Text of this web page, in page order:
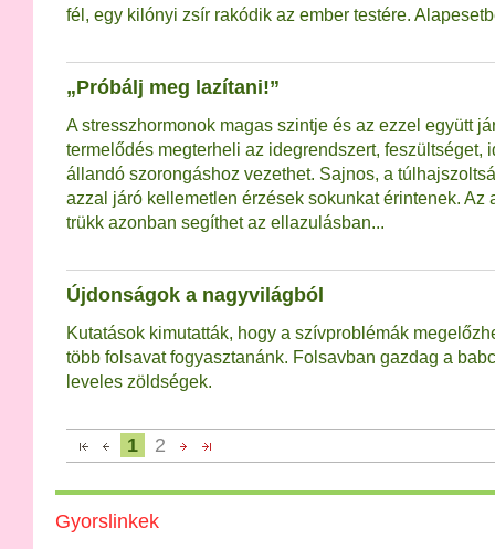
fél, egy kilónyi zsír rakódik az ember testére.
„Próbálj meg lazítani!”
A stresszhormonok magas szintje és az ezzel együtt
termelődés megterheli az idegrendszert, feszültséget,
állandó szorongáshoz vezethet. Sajnos, a
azzal járó kellemetlen érzések sokunkat érintenek. Az
trükk azonban segíthet az ellazulásban...
Újdonságok a nagyvilágból
Kutatások kimutatták, hogy a szívproblémák
több folsavat fogyasztanánk. Folsavban gazdag a
leveles zöldségek.
1 2
Gyorslinkek